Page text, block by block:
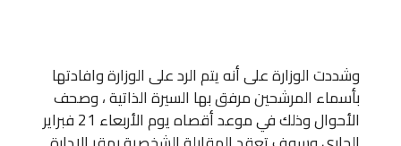
وشددت الوزارة على أنه يتم الرد على الوزارة وافادتها
بأسماء المرشحين مرفق بها السيرة الذاتية ، وصحف
الأحوال وذلك في موعد أقصاه يوم الأربعاء 21 فبراير